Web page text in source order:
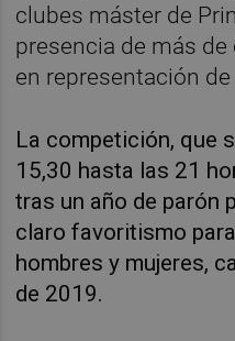
clubes máster de
presencia de más
en representación
La competición, que
15,30 hasta las 21
tras un año de parón
claro favoritismo
hombres y mujeres,
de 2019.